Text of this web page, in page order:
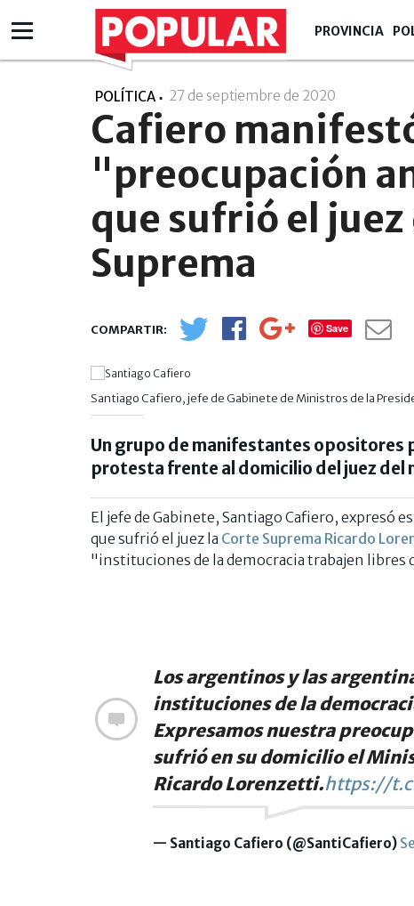
PROVINCIA
POLÍTICA 27 de septiembre de 2020
Cafiero
"preocupación
que sufrió el juez
Suprema
Save
Santiago Cafiero, jefe de Gabinete de Ministros de la
Un grupo de manifestantes opositores
protesta frente al domicilio del juez del
El jefe de Gabinete, Santiago Cafiero, expresó
que sufrió el juez la Corte Suprema Ricardo
"instituciones de la democracia trabajen libres
Los argentinos y las
instituciones de la
Expresamos nuestra
sufrió en su domicilio el
Ricardo Lorenzetti.https://
— Santiago Cafiero (@SantiCafiero)